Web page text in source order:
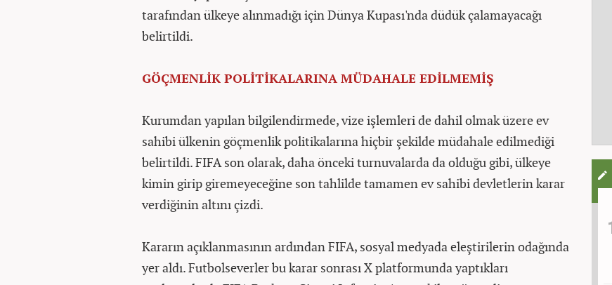
tarafından ülkeye alınmadığı için Dünya Kupası'nda düdük çalamayacağı
belirtildi.
GÖÇMENLİK POLİTİKALARINA MÜDAHALE EDİLMEMİŞ
Kurumdan yapılan bilgilendirmede, vize işlemleri de dahil olmak üzere ev
sahibi ülkenin göçmenlik politikalarına hiçbir şekilde müdahale edilmediği
belirtildi. FIFA son olarak, daha önceki turnuvalarda da olduğu gibi, ülkeye
kimin girip giremeyeceğine son tahlilde tamamen ev sahibi devletlerin karar
verdiğinin altını çizdi.
Kararın açıklanmasının ardından FIFA, sosyal medyada eleştirilerin odağında
yer aldı. Futbolseverler bu karar sonrası X platformunda yaptıkları